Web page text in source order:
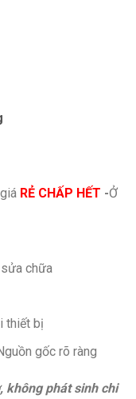
RẺ CHẤP HẾT -Ở
chữa
thiết bị
gốc rõ ràng
không phát sinh chi